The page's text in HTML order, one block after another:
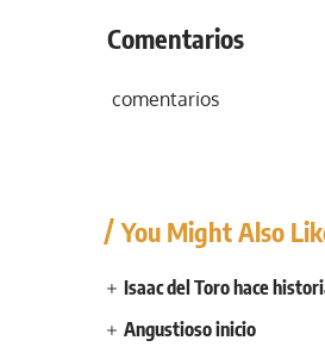
Comentarios
comentarios
You Might Also
Isaac del Toro hace
Angustioso inicio